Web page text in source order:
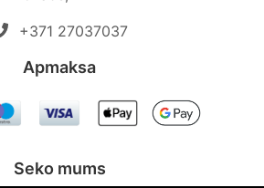
+371 27037037‬
Apmaksa
Seko mums